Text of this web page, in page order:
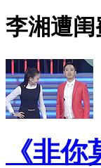
李湘遭
《非你